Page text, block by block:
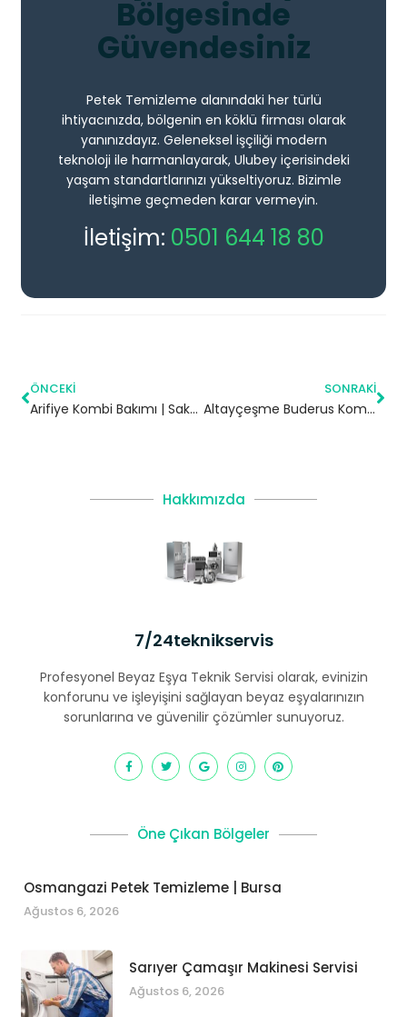
Bölgesinde
Güvendesiniz
Petek Temizleme alanındaki her türlü
ihtiyacınızda, bölgenin en köklü firması olarak
yanınızdayız. Geleneksel işçiliği modern
teknoloji ile harmanlayarak, Ulubey içerisindeki
yaşam standartlarınızı yükseltiyoruz. Bizimle
iletişime geçmeden karar vermeyin.
İletişim: 0501 644 18 80
ÖNCEKI
Arifiye Kombi Bakımı | Sakarya
SONRAKI
Altayçeşme Buderus Kombi Servisi – Maltepe Yetkili Servis
Hakkımızda
7/24teknikservis
Profesyonel Beyaz Eşya Teknik Servisi olarak, evinizin
konforunu ve işleyişini sağlayan beyaz eşyalarınızın
sorunlarına ve güvenilir çözümler sunuyoruz.
Öne Çıkan Bölgeler
Osmangazi Petek Temizleme | Bursa
Ağustos 6, 2026
Sarıyer Çamaşır Makinesi Servisi
Ağustos 6, 2026